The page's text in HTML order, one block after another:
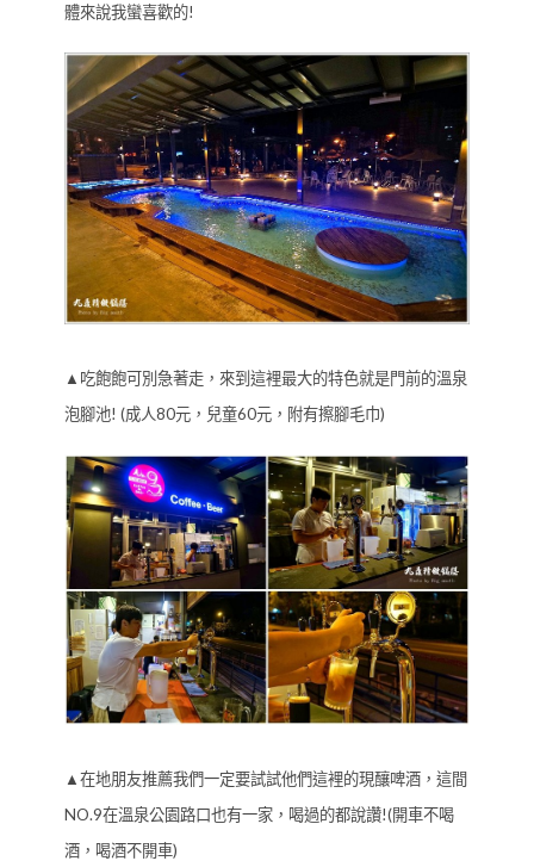
體來說我蠻喜歡的!
▲吃飽飽可別急著走，來到這裡最大的特色就是門前的溫泉
泡腳池! (成人80元，兒童60元，附有擦腳毛巾)
▲在地朋友推薦我們一定要試試他們這裡的現釀啤酒，這間
NO.9在溫泉公園路口也有一家，喝過的都說讚!(開車不喝
酒，喝酒不開車)